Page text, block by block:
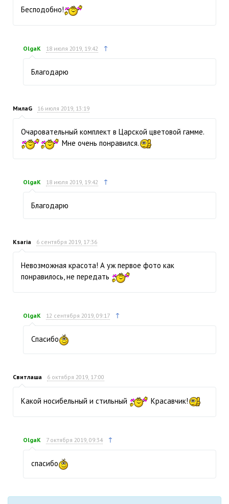
Бесподобно!
OlgaK 18 июля 2019, 19:42 ↑
Благодарю
МилаG 16 июля 2019, 13:19
Очаровательный комплект в Царской цветовой гамме.
Мне очень понравился.
OlgaK 18 июля 2019, 19:42 ↑
Благодарю
Ksaria 6 сентября 2019, 17:36
Невозможная красота! А уж первое фото как
понравилось, не передать
OlgaK 12 сентября 2019, 09:17 ↑
Спасибо
Свитлаша 6 октября 2019, 17:00
Какой носибельный и стильный Красавчик!
OlgaK 7 октября 2019, 09:34 ↑
спасибо